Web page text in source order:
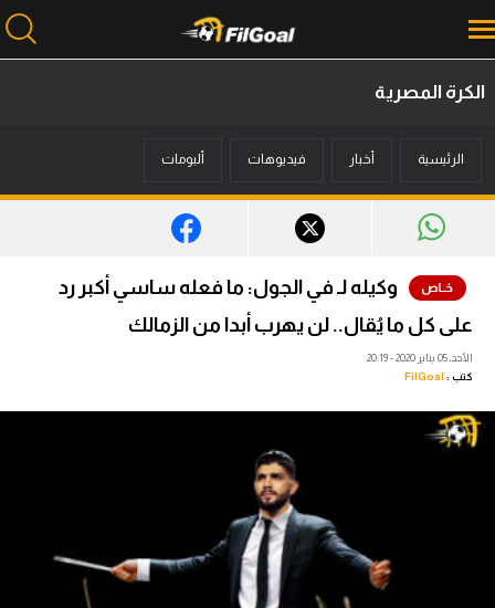
أخبار
ميركاتو
فانتازي في الجول
فيديوهات
ركن الألعاب
الكرة المصرية
الرئيسية أخبار فيديوهات ألبومات
وكيله لـ في الجول: ما فعله ساسي أكبر رد
على كل ما يُقال.. لن يهرب أبدا من الزمالك
الأحد، 05 يناير 2020 - 20:19
كتب : FilGoal